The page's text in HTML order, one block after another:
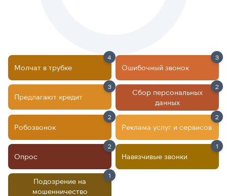
Молчат в трубке
4
Ошибочный звонок
3
Предлагают кредит
3
Сбор персональных
данных
2
Робозвонок
2
Реклама услуг и сервисов
2
Опрос
2
Навязчивые звонки
1
Подозрение на
мошенничество
1